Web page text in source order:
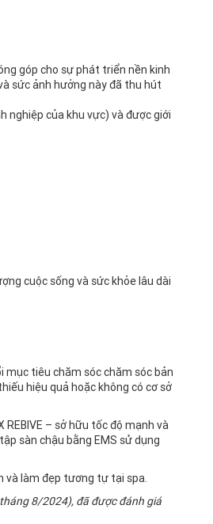
góp cho sự phát triển nền kinh
sức ảnh hưởng này đã thu hút
nghiệp của khu vực) và được giới
cuộc sống và sức khỏe lâu dài
mục tiêu chăm sóc chăm sóc bản
hiệu quả hoặc không có cơ sở
– sở hữu tốc độ mạnh và
sàn chậu bằng EMS sử dụng
và làm đẹp tương tự tại spa.
8/2024), đã được đánh giá